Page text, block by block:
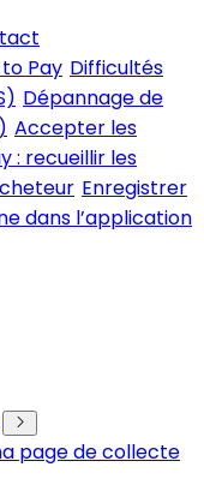
Pay Difficultés
Dépannage de
Accepter les
: recueillir les
Enregistrer
dans l’application
page de collecte